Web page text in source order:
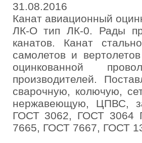
31.08.2016
Канат авиационный
ЛК-О тип ЛК-0. Рады
канатов. Канат
самолетов и
оцинкованной
производителей.
сварочную, колючую,
нержавеющую, ЦПВС,
ГОСТ 3062, ГОСТ 3064
7665, ГОСТ 7667, ГОСТ